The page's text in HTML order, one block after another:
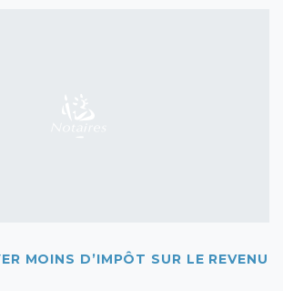
MOINS D’IMPÔT SUR LE REVENU